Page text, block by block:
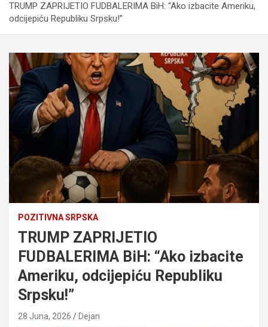
TRUMP ZAPRIJETIO FUDBALERIMA BiH: “Ako izbacite Ameriku,
odcijepiću Republiku Srpsku!”
POZITIVNA SRPSKA
TRUMP ZAPRIJETIO
FUDBALERIMA BiH: “Ako izbacite
Ameriku, odcijepiću Republiku
Srpsku!”
28 Juna, 2026 Dejan